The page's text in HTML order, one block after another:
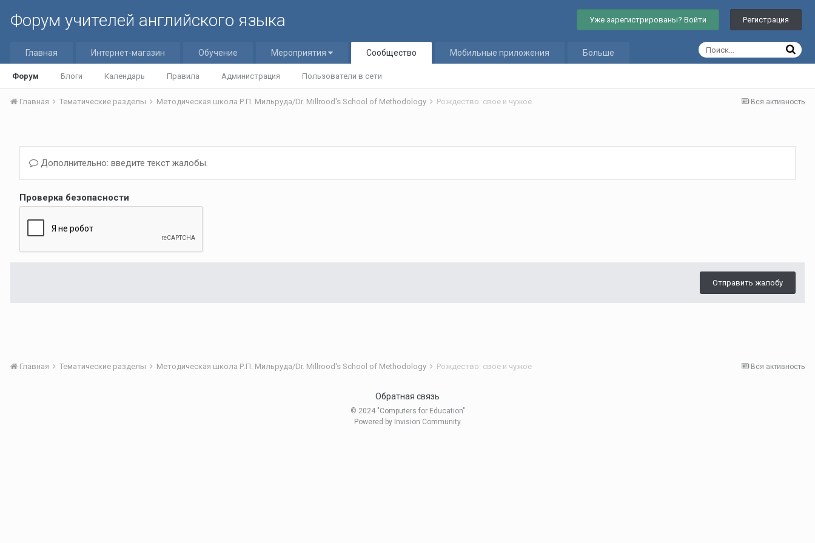
Форум учителей английского языка Уже зарегистрированы? Войти Регистрация
Главная Интернет-магазин Обучение Мероприятия Сообщество
Форум Блоги Календарь Правила Администрация Пользователи в сети
Мобильные приложения Больше
Вся активность
Главная Тематические разделы Методическая школа Р.П. Мильруда/Dr. Millrood's School of Methodology Рождество: свое и чужое
Дополнительно: введите текст жалобы.
Проверка безопасности
Отправить жалобу
Вся активность
Главная Тематические разделы Методическая школа Р.П. Мильруда/Dr. Millrood's School of Methodology Рождество: свое и чужое
Обратная связь
© 2024 "Computers for Education"
Powered by Invision Community